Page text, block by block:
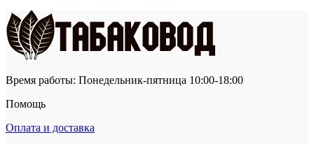
Время работы: Понедельник-пятница 10:00-18:00
Помощь
Оплата и доставка